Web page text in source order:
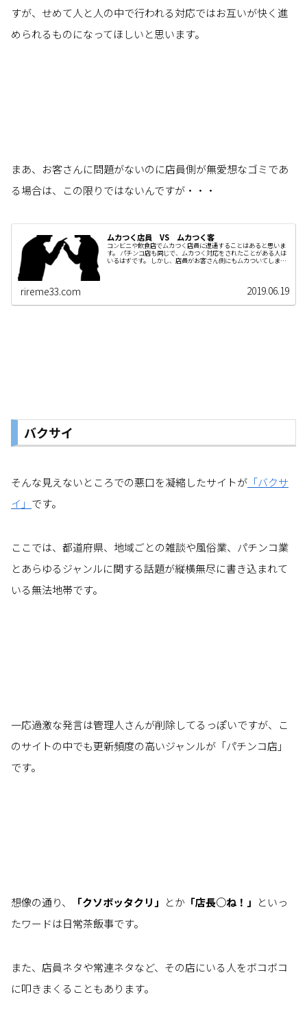
すが、せめて人と人の中で行われる対応ではお互いが快く進
められるものになってほしいと思います。
まあ、お客さんに問題がないのに店員側が無愛想なゴミであ
る場合は、この限りではないんですが・・・
ムカつく店員 VS ムカつく客
コンビニや飲食店でムカつく店員に遭遇することはあると思いま
す。 パチンコ店も同じで、ムカつく対応をされたことがある人は
いるはずです。 しかし、店員がお客さん側にもムカついてしまう
rireme33.com 2019.06.19
バクサイ
そんな見えないところでの悪口を凝縮したサイトが 「バクサ
イ」 です。
ここでは、都道府県、地域ごとの雑談や風俗業、パチンコ業
とあらゆるジャンルに関する話題が縦横無尽に書き込まれて
いる無法地帯です。
一応過激な発言は管理人さんが削除してるっぽいですが、こ
のサイトの中でも更新頻度の高いジャンルが「パチンコ店」
です。
想像の通り、 「クソボッタクリ」 とか 「店長○ね！」 といっ
たワードは日常茶飯事です。
また、店員ネタや常連ネタなど、その店にいる人をボコボコ
に叩きまくることもあります。